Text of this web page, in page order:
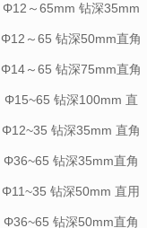
Φ12～65mm 钻深35mm
Φ12～65 钻深50mm直角
Φ14～65 钻深75mm直角
Φ15~65 钻深100mm 直
Φ12~35 钻深35mm 直角
Φ36~65 钻深35mm直角
Φ11~35 钻深50mm 直用
Φ36~65 钻深50mm直角